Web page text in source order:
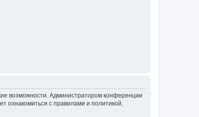
возможности. Администратором конференции
ознакомиться с правилами и политикой,